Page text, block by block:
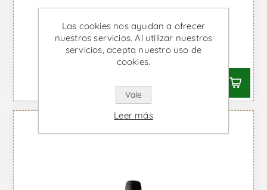
Oratório - Vino Tinto
Desde €115,06 IVA incl.
Las cookies nos ayudan a ofrecer
nuestros servicios. Al utilizar nuestros
servicios, acepta nuestro uso de
cookies.
Vale
Leer más